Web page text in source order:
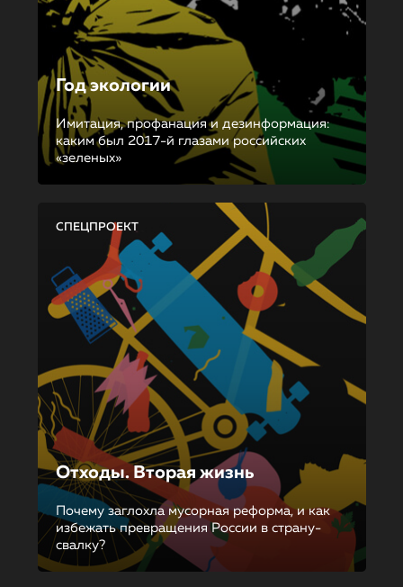
Год экологии
Имитация, профанация и дезинформация:
каким был 2017-й глазами российских
«зеленых»
СПЕЦПРОЕКТ
Отходы. Вторая жизнь
Почему заглохла мусорная реформа, и как
избежать превращения России в страну-
свалку?